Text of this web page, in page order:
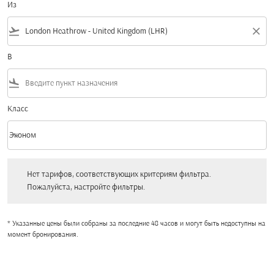
Из
flight_takeoff close
В
flight_land
Класс
Класс option Эконом Selected
Эконом
keyboard_arrow_down
Нет тарифов, соответствующих критериям фильтра.
Пожалуйста, настройте фильтры.
* Указанные цены были собраны за последние 48 часов и могут быть недоступны на
момент бронирования.